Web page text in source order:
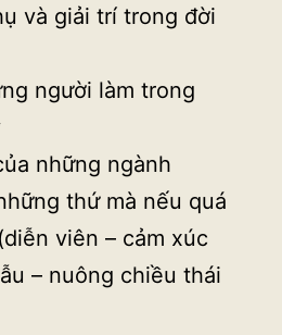
và giải trí trong đời
người làm trong
những ngành
thứ mà nếu quá
viên – cảm xúc
– nuông chiều thái